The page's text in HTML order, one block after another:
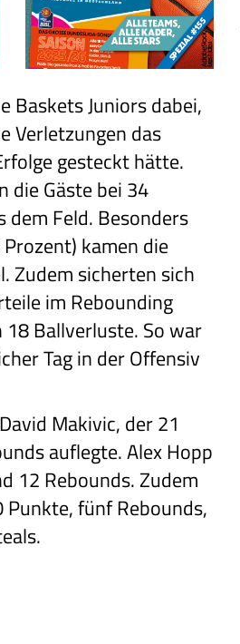
Baskets Juniors dabei,
Verletzungen das
gesteckt hätte.
die Gäste bei 34
Feld. Besonders
kamen die
Zudem sicherten sich
im Rebounding
Ballverluste. So war
Tag in der Offensiv
Makivic, der 21
auflegte. Alex Hopp
12 Rebounds. Zudem
Punkte, fünf Rebounds,